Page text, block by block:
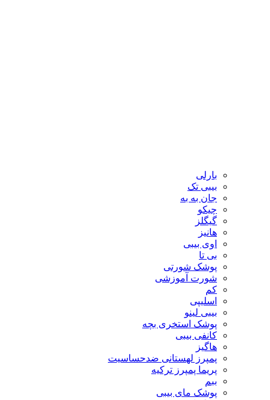
بارلی
بیبی تک
جان به به
چیکو
گیگلز
هانیز
اوی بیبی
بی تا
پوشک شورتی
شورت آموزشی
کم
اسلیپی
بیبی لینو
پوشک استخری بچه
کانفی بیبی
هاگیز
پمپرز لهستانی ضدحساسیت
پریما پمپرز ترکیه
ببم
پوشک مای بیبی